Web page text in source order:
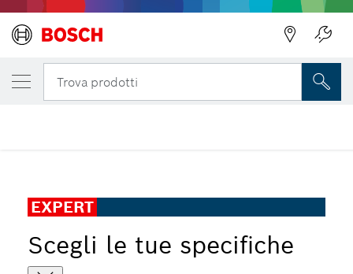
Trova prodotti
EXPERT
Scegli le tue specifiche
LA TUA VARIANTE SELEZIONATA
Mola a tazza Carbide EXPERT Multi